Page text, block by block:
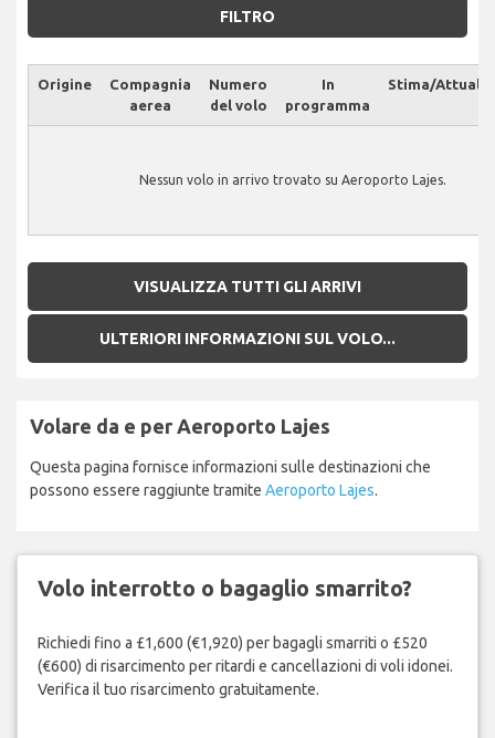
FILTRO
Origine
Compagnia
aerea
Numero
del volo
In
programma
Stima/Attuale
Nessun volo in arrivo trovato su Aeroporto Lajes.
VISUALIZZA TUTTI GLI ARRIVI
ULTERIORI INFORMAZIONI SUL VOLO...
Volare da e per Aeroporto Lajes
Questa pagina fornisce informazioni sulle destinazioni che
possono essere raggiunte tramite Aeroporto Lajes.
Volo interrotto o bagaglio smarrito?
Richiedi fino a £1,600 (€1,920) per bagagli smarriti o £520
(€600) di risarcimento per ritardi e cancellazioni di voli idonei.
Verifica il tuo risarcimento gratuitamente.